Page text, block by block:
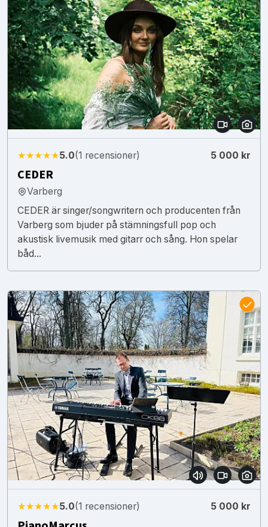
★★★★★5.0(1 recensioner) 5 000 kr
CEDER
Varberg
CEDER är singer/songwritern och producenten från
Varberg som bjuder på stämningsfull pop och
akustisk livemusik med gitarr och sång. Hon spelar
båd...
★★★★★5.0(1 recensioner) 5 000 kr